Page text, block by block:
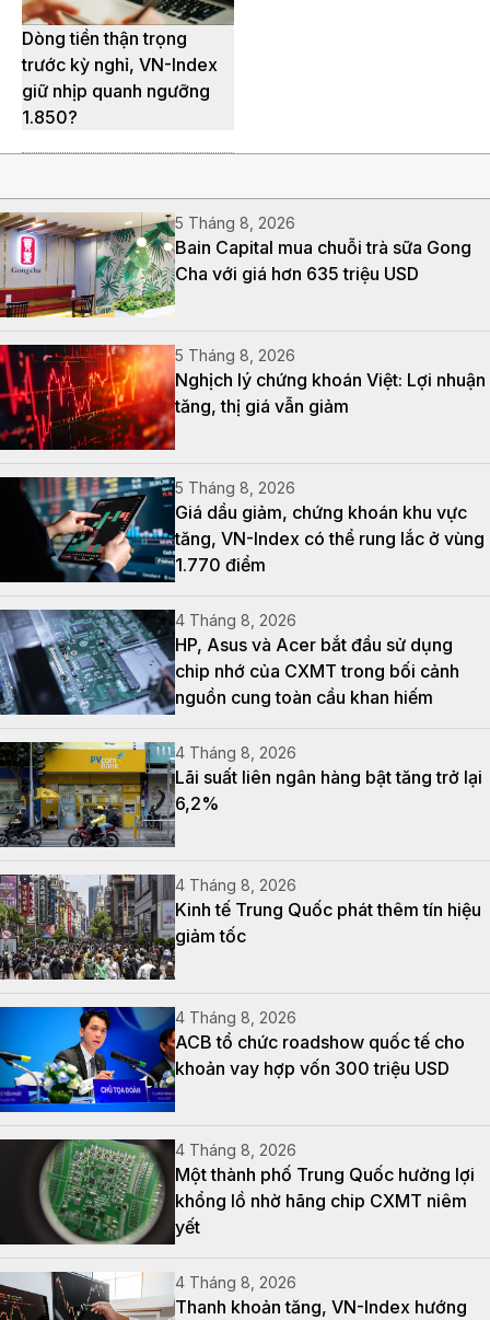
Dòng tiền thận trọng
trước kỳ nghỉ, VN-Index
giữ nhịp quanh ngưỡng
1.850?
5 Tháng 8, 2026
Bain Capital mua chuỗi trà sữa Gong
Cha với giá hơn 635 triệu USD
5 Tháng 8, 2026
Nghịch lý chứng khoán Việt: Lợi nhuận
tăng, thị giá vẫn giảm
5 Tháng 8, 2026
Giá dầu giảm, chứng khoán khu vực
tăng, VN-Index có thể rung lắc ở vùng
1.770 điểm
4 Tháng 8, 2026
HP, Asus và Acer bắt đầu sử dụng
chip nhớ của CXMT trong bối cảnh
nguồn cung toàn cầu khan hiếm
4 Tháng 8, 2026
Lãi suất liên ngân hàng bật tăng trở lại
6,2%
4 Tháng 8, 2026
Kinh tế Trung Quốc phát thêm tín hiệu
giảm tốc
4 Tháng 8, 2026
ACB tổ chức roadshow quốc tế cho
khoản vay hợp vốn 300 triệu USD
4 Tháng 8, 2026
Một thành phố Trung Quốc hưởng lợi
khổng lồ nhờ hãng chip CXMT niêm
yết
4 Tháng 8, 2026
Thanh khoản tăng, VN-Index hướng